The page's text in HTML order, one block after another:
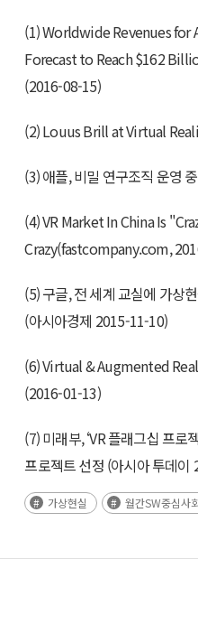
(1) Worldwide Revenues
Forecast to Reach $162
(2016-08-15)
(2) Louus Brill at Virtual
(3) 애플, 비밀 연구조직 운영
(4) VR Market In China Is
Crazy(fastcompany.com,
(5) 구글, 전 세계 교실에 가상
(아시아경제 2015-11-10)
(6) Virtual & Augmented
(2016-01-13)
(7) 미래부, ‘VR 플래그십 프
프로젝트 선정 (아시아 투데이
가상현실 월간SW중심사